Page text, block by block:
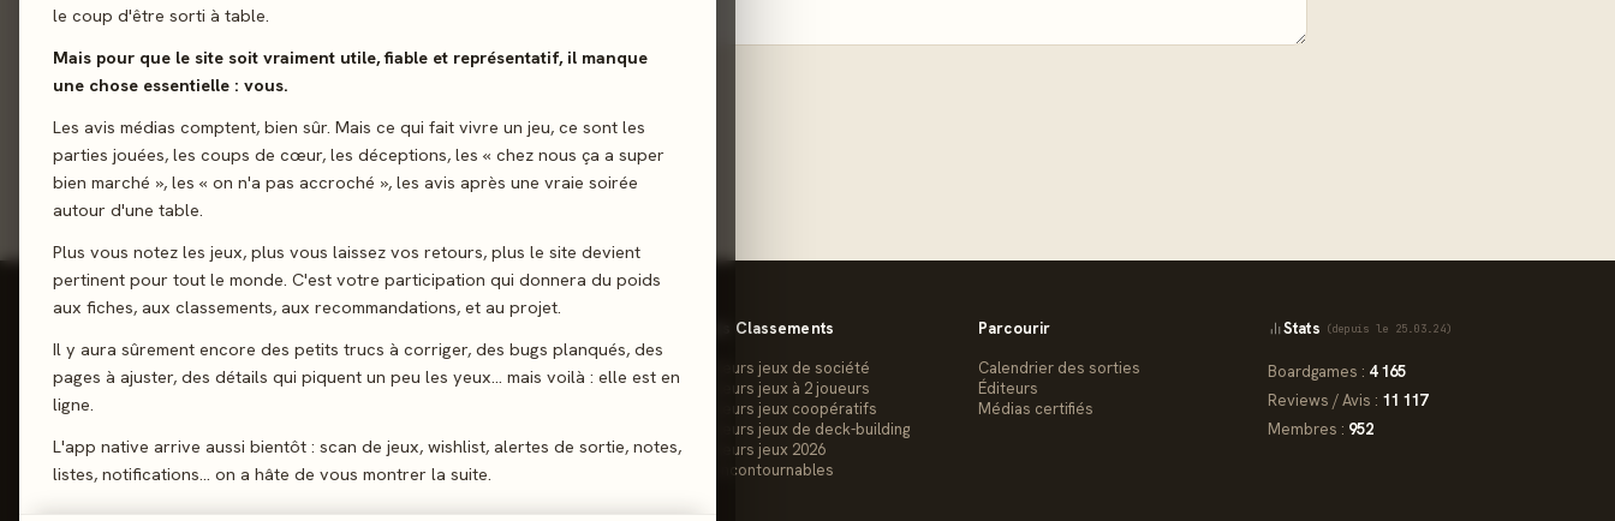
le coup d'être sorti à table.
Mais pour que le site soit vraiment utile, fiable et représentatif, il manque
une chose essentielle : vous.
Les avis médias comptent, bien sûr. Mais ce qui fait vivre un jeu, ce sont les
parties jouées, les coups de cœur, les déceptions, les « chez nous ça a super
bien marché », les « on n'a pas accroché », les avis après une vraie soirée
autour d'une table.
Plus vous notez les jeux, plus vous laissez vos retours, plus le site devient
pertinent pour tout le monde. C'est votre participation qui donnera du poids
aux fiches, aux classements, aux recommandations, et au projet.
Il y aura sûrement encore des petits trucs à corriger, des bugs planqués, des
pages à ajuster, des détails qui piquent un peu les yeux… mais voilà : elle est en
ligne.
L'app native arrive aussi bientôt : scan de jeux, wishlist, alertes de sortie, notes,
listes, notifications… on a hâte de vous montrer la suite.
Le Site
Contact
Les Classements
Meilleurs jeux de société
Meilleurs jeux à 2 joueurs
Meilleurs jeux coopératifs
Meilleurs jeux de deck-building
Meilleurs jeux 2026
Les Incontournables
Parcourir
Calendrier des sorties
Éditeurs
Médias certifiés
Stats (depuis le 25.03.24)
Boardgames : 4 165
Reviews / Avis : 11 117
Membres : 952